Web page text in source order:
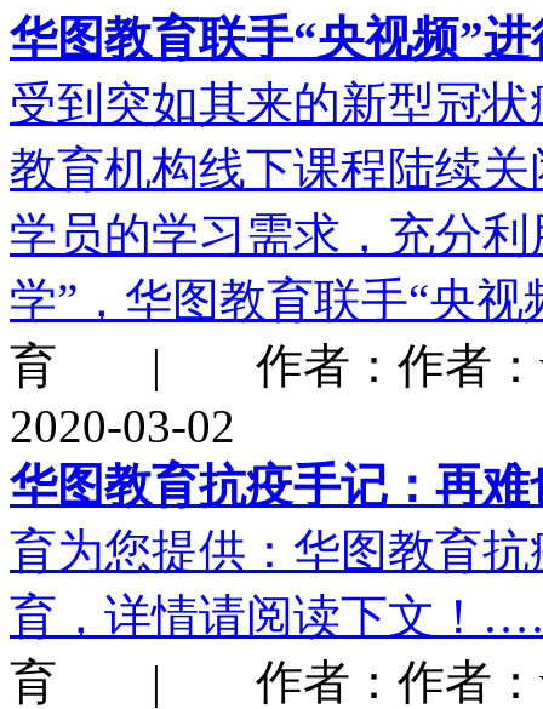
华图教育联手“央视频”
受到突如其来的新型冠
教育机构线下课程陆续
学员的学习需求，充分
学”，华图教育联手“央
育 | 作者：作者
2020-03-02
华图教育抗疫手记：再
育为您提供：华图教育
育，详情请阅读下文！
育 | 作者：作者